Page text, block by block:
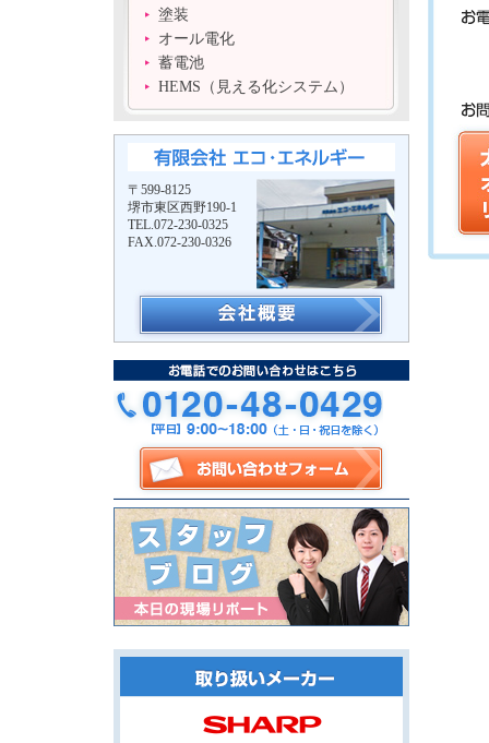
塗装
オール電化
蓄電池
HEMS（見える化システム）
〒599-8125
堺市東区西野190-1
TEL.072-230-0325
FAX.072-230-0326